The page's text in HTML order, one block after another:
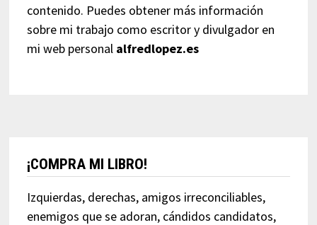
contenido. Puedes obtener más información
sobre mi trabajo como escritor y divulgador en
mi web personal alfredlopez.es
¡COMPRA MI LIBRO!
Izquierdas, derechas, amigos irreconciliables,
enemigos que se adoran, cándidos candidatos,